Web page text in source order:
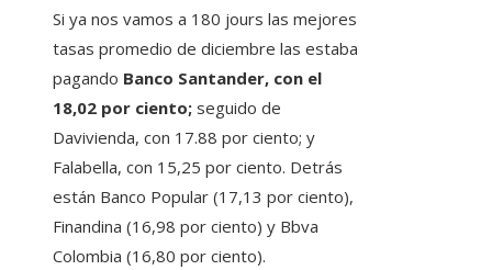
Si ya nos vamos a 180 jours las mejores
tasas promedio de diciembre las estaba
pagando Banco Santander, con el
18,02 por ciento; seguido de
Davivienda, con 17.88 por ciento; y
Falabella, con 15,25 por ciento. Detrás
están Banco Popular (17,13 por ciento),
Finandina (16,98 por ciento) y Bbva
Colombia (16,80 por ciento).